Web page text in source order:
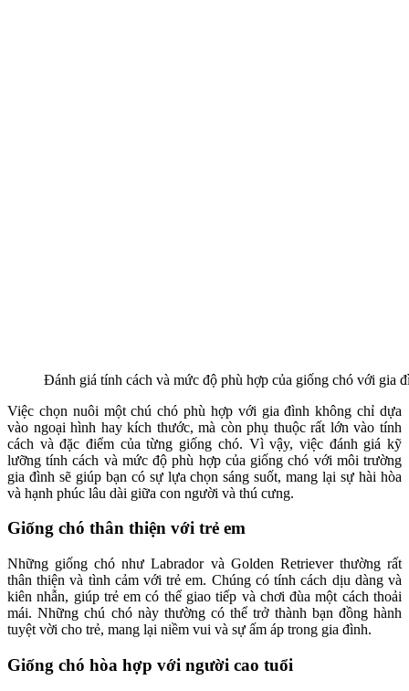
Đánh giá tính cách và mức độ phù hợp của giống chó với gia
Việc chọn nuôi một chú chó phù hợp với gia đình không chỉ dựa
vào ngoại hình hay kích thước, mà còn phụ thuộc rất lớn vào tính
cách và đặc điểm của từng giống chó. Vì vậy, việc đánh giá kỹ
lưỡng tính cách và mức độ phù hợp của giống chó với môi trường
gia đình sẽ giúp bạn có sự lựa chọn sáng suốt, mang lại sự hài hòa
và hạnh phúc lâu dài giữa con người và thú cưng.
Giống chó thân thiện với trẻ em
Những giống chó như Labrador và Golden Retriever thường rất
thân thiện và tình cảm với trẻ em. Chúng có tính cách dịu dàng và
kiên nhẫn, giúp trẻ em có thể giao tiếp và chơi đùa một cách thoải
mái. Những chú chó này thường có thể trở thành bạn đồng hành
tuyệt vời cho trẻ, mang lại niềm vui và sự ấm áp trong gia đình.
Giống chó hòa hợp với người cao tuổi